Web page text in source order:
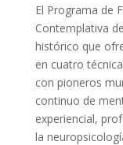
El Programa de
Contemplativa
histórico que
en cuatro
con pioneros
continuo de
experiencial,
la